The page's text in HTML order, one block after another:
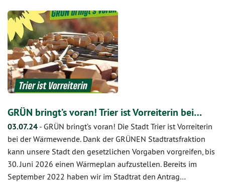
GRÜN bringt’s voran! Trier ist Vorreiterin bei…
03.07.24 - GRÜN bringt’s voran! Die Stadt Trier ist Vorreiterin
bei der Wärmewende. Dank der GRÜNEN Stadtratsfraktion
kann unsere Stadt den gesetzlichen Vorgaben vorgreifen, bis
30. Juni 2026 einen Wärmeplan aufzustellen. Bereits im
September 2022 haben wir im Stadtrat den Antrag…